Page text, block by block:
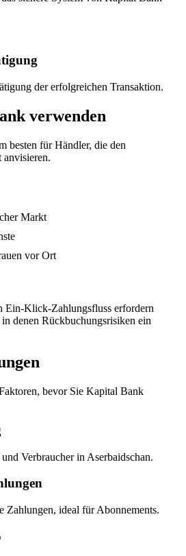
der erfolgreichen Transaktion.
verwenden
besten für Händler, die den
anvisieren.
Markt
vor Ort
Ein-Klick-Zahlungsfluss erfordern
denen Rückbuchungsrisiken ein
bevor Sie Kapital Bank
Verbraucher in Aserbaidschan.
Zahlungen, ideal für Abonnements.